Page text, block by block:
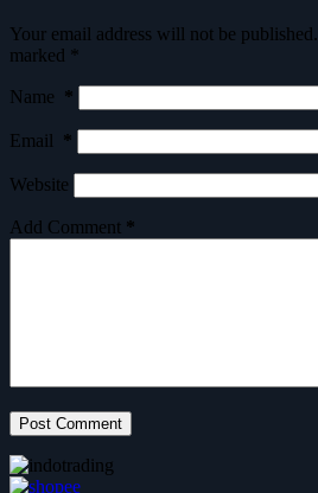
Your email address will not be published.
marked *
Name *
Email *
Website
Add Comment *
Post Comment